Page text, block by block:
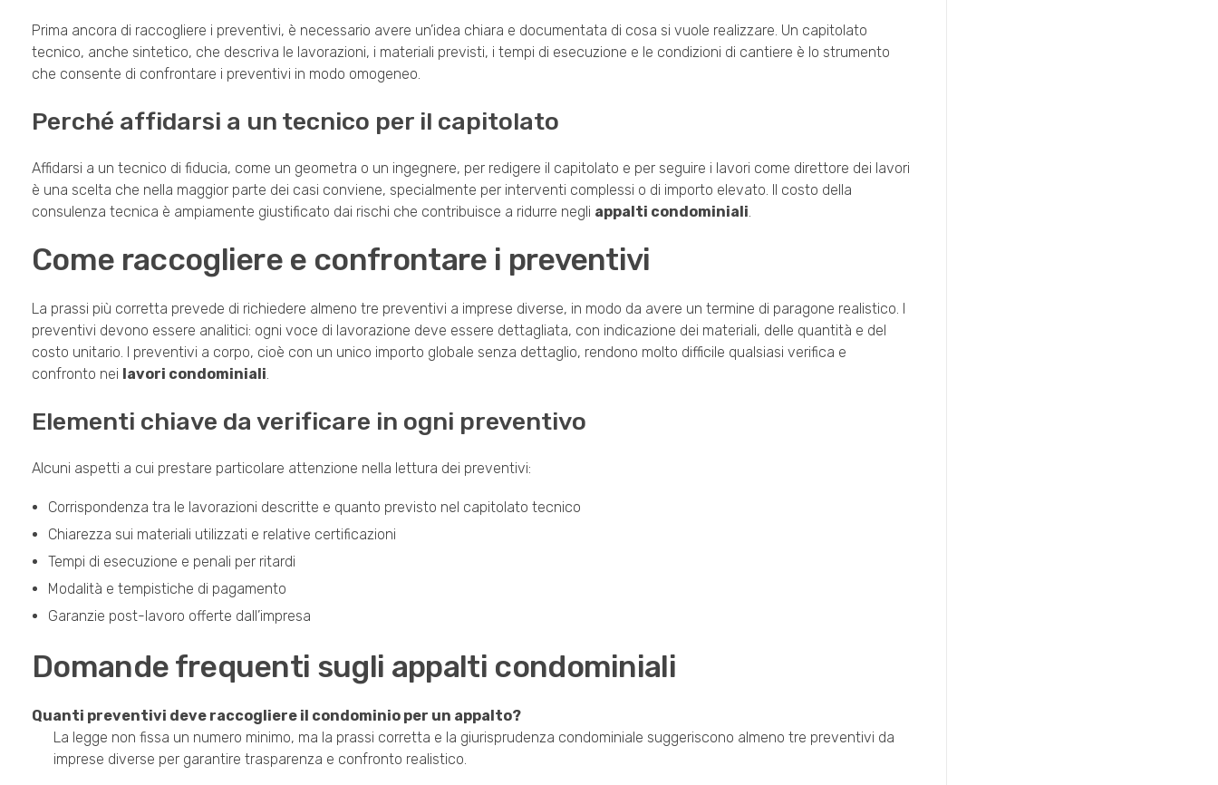
Prima ancora di raccogliere i preventivi, è necessario avere un’idea chiara e documentata di cosa si vuole realizzare. Un capitolato
tecnico, anche sintetico, che descriva le lavorazioni, i materiali previsti, i tempi di esecuzione e le condizioni di cantiere è lo strumento
che consente di confrontare i preventivi in modo omogeneo.
Perché affidarsi a un tecnico per il capitolato
Affidarsi a un tecnico di fiducia, come un geometra o un ingegnere, per redigere il capitolato e per seguire i lavori come direttore dei lavori
è una scelta che nella maggior parte dei casi conviene, specialmente per interventi complessi o di importo elevato. Il costo della
consulenza tecnica è ampiamente giustificato dai rischi che contribuisce a ridurre negli appalti condominiali.
Come raccogliere e confrontare i preventivi
La prassi più corretta prevede di richiedere almeno tre preventivi a imprese diverse, in modo da avere un termine di paragone realistico. I
preventivi devono essere analitici: ogni voce di lavorazione deve essere dettagliata, con indicazione dei materiali, delle quantità e del
costo unitario. I preventivi a corpo, cioè con un unico importo globale senza dettaglio, rendono molto difficile qualsiasi verifica e
confronto nei lavori condominiali
Elementi chiave da verificare in ogni preventivo
Alcuni aspetti a cui prestare particolare attenzione nella lettura dei preventivi:
Corrispondenza tra le lavorazioni descritte e quanto previsto nel capitolato tecnico
Chiarezza sui materiali utilizzati e relative certificazioni
Tempi di esecuzione e penali per ritardi
Modalità e tempistiche di pagamento
Garanzie post-lavoro offerte dall’impresa
Domande frequenti sugli appalti condominiali
Quanti preventivi deve raccogliere il condominio per un appalto?
La legge non fissa un numero minimo, ma la prassi corretta e la giurisprudenza condominiale suggeriscono almeno tre preventivi da
imprese diverse per garantire trasparenza e confronto realistico.